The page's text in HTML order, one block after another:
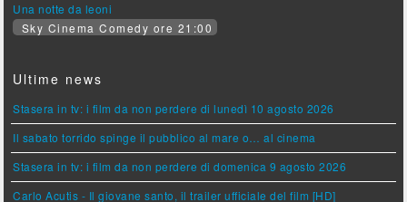
Una notte da leoni
Sky Cinema Comedy ore 21:00
Ultime news
Stasera in tv: i film da non perdere di lunedì 10 agosto 2026
Il sabato torrido spinge il pubblico al mare o… al cinema
Stasera in tv: i film da non perdere di domenica 9 agosto 2026
Carlo Acutis - Il giovane santo, il trailer ufficiale del film [HD]